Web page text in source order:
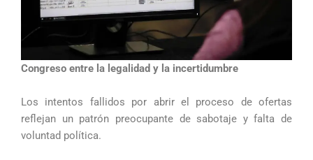
Congreso entre la legalidad y la incertidumbre
Los intentos fallidos por abrir el proceso de ofertas
reflejan un patrón preocupante de sabotaje y falta de
voluntad política.